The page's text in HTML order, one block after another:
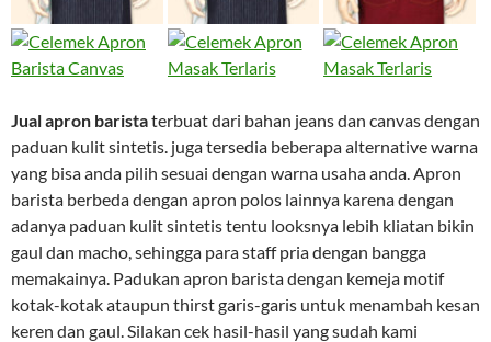
Jual apron baristaterbuat dari bahan jeans dan canvas dengan
paduan kulit sintetis. juga tersedia beberapa alternative warna
yang bisa anda pilih sesuai dengan warna usaha anda. Apron
barista berbeda dengan apron polos lainnya karena dengan
adanya paduan kulit sintetis tentu looksnya lebih kliatan bikin
gaul dan macho, sehingga para staff pria dengan bangga
memakainya. Padukan apron barista dengan kemeja motif
kotak-kotak ataupun thirst garis-garis untuk menambah kesan
keren dan gaul. Silakan cek hasil-hasil yang sudah kami